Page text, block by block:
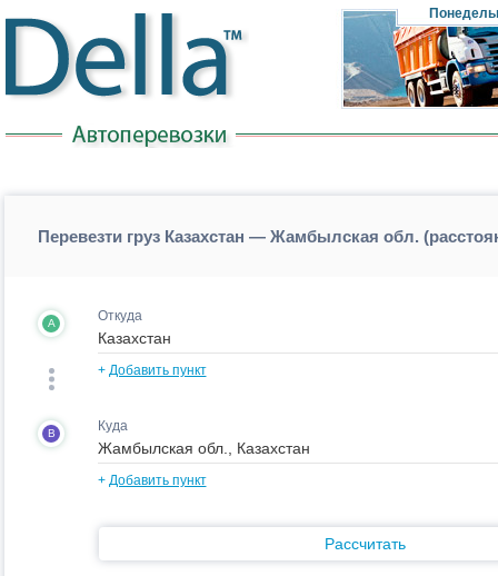
Перевезти груз Казахстан — Жамбылская обл.
A Откуда
+ Добавить пункт
B Куда
+ Добавить пункт
Рассчитать